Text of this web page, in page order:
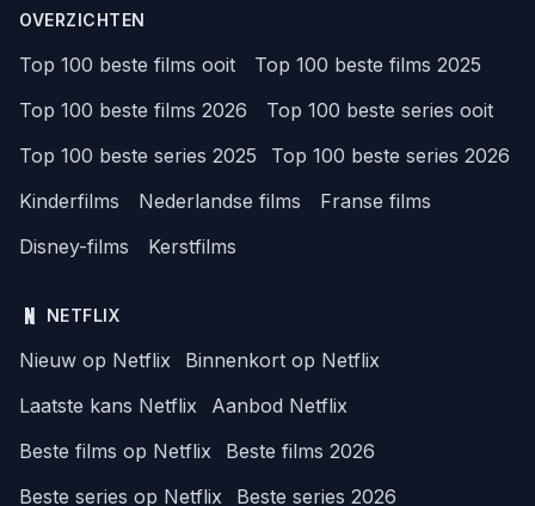
OVERZICHTEN
Top 100 beste films ooit
Top 100 beste films 2025
Top 100 beste films 2026
Top 100 beste series ooit
Top 100 beste series 2025
Top 100 beste series 2026
Kinderfilms
Nederlandse films
Franse films
Disney-films
Kerstfilms
NETFLIX
Nieuw op Netflix
Binnenkort op Netflix
Laatste kans Netflix
Aanbod Netflix
Beste films op Netflix
Beste films 2026
Beste series op Netflix
Beste series 2026